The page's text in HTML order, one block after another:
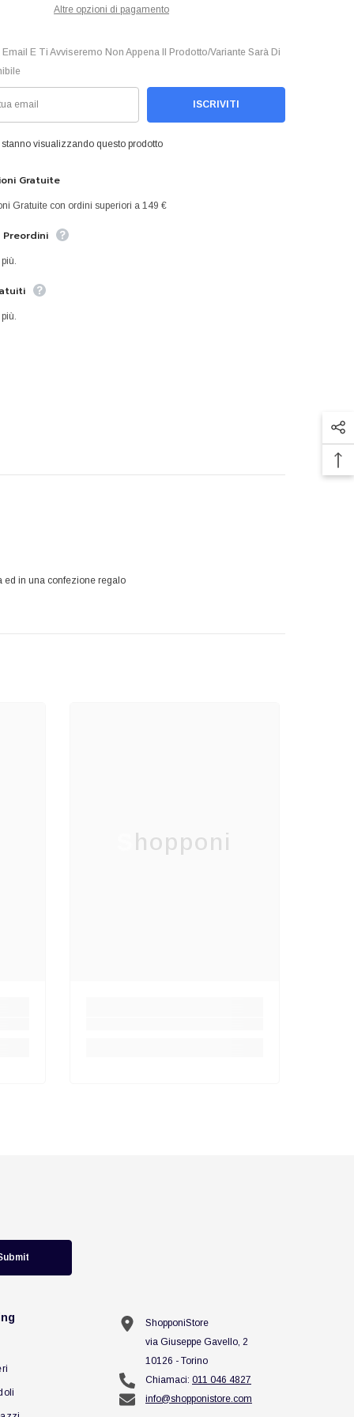
Altre opzioni di pagamento
Email E Ti Avviseremo Non Appena Il Prodotto/variante Sarà Di
ISCRIVITI
visualizzando questo prodotto
Gratuite
Gratuite con ordini superiori a 149 €
Preordini
ed in una confezione regalo
Shopponi
ShopponiStore
via Giuseppe Gavello, 2
10126 - Torino
Chiamaci: 011 046 4827
info@shopponistore.com